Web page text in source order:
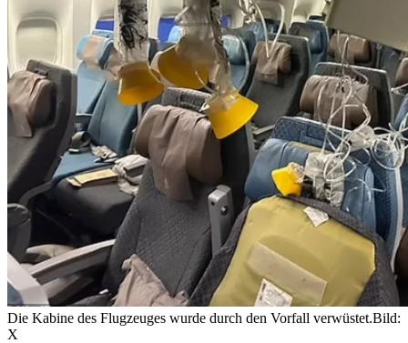
Die Kabine des Flugzeuges wurde durch den Vorfall verwüstet.Bild:
X